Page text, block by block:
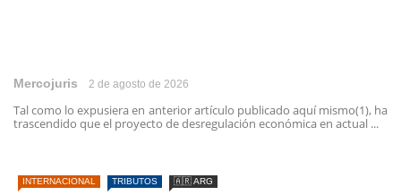
Mercojuris 2 de agosto de 2026
Tal como lo expusiera en anterior artículo publicado aquí mismo(1), ha
trascendido que el proyecto de desregulación económica en actual ...
INTERNACIONAL TRIBUTOS 🇦🇷 ARG